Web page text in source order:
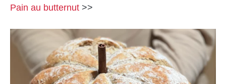
Pain au butternut >>